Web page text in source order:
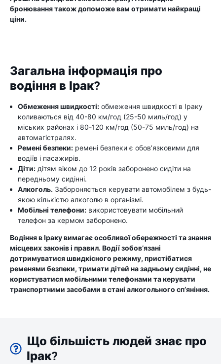
бронювання також допоможе вам отримати найкращі
ціни.
Загальна інформація про
водіння в Ірак?
Обмеження швидкості: обмеження швидкості в Іраку
коливаються від 40-80 км/год (25-50 миль/год) у
міських районах і 80-120 км/год (50-75 миль/год) на
автомагістралях.
Ремені безпеки: ремені безпеки є обов’язковими для
водіїв і пасажирів.
Діти: дітям віком до 12 років заборонено сидіти на
передньому сидінні.
Алкоголь. Забороняється керувати автомобілем з будь-
якою кількістю алкоголю в організмі.
Мобільні телефони: використовувати мобільний
телефон за кермом заборонено.
Водіння в Іраку вимагає особливої ​​обережності та знання
місцевих законів і правил. Водії зобов’язані
дотримуватися швидкісного режиму, пристібатися
ременями безпеки, тримати дітей на задньому сидінні, не
користуватися мобільними телефонами та керувати
транспортними засобами в стані алкогольного сп’яніння.
Що більшість людей знає про
Ірак?